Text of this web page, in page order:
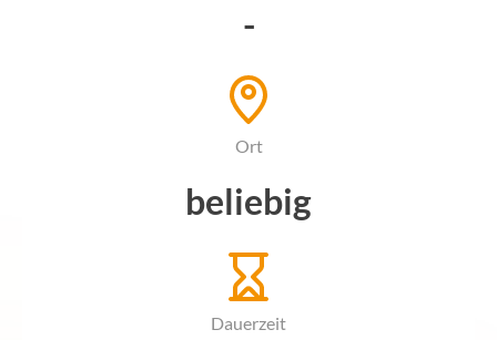
-
Ort
beliebig
Dauerzeit